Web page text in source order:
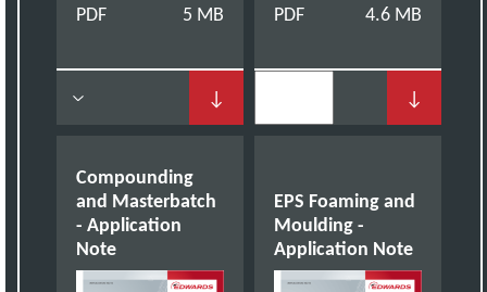
PDF 5 MB
↓
PDF 4.6 MB
↓
Compounding
and Masterbatch
- Application
Note
EPS Foaming and
Moulding -
Application Note